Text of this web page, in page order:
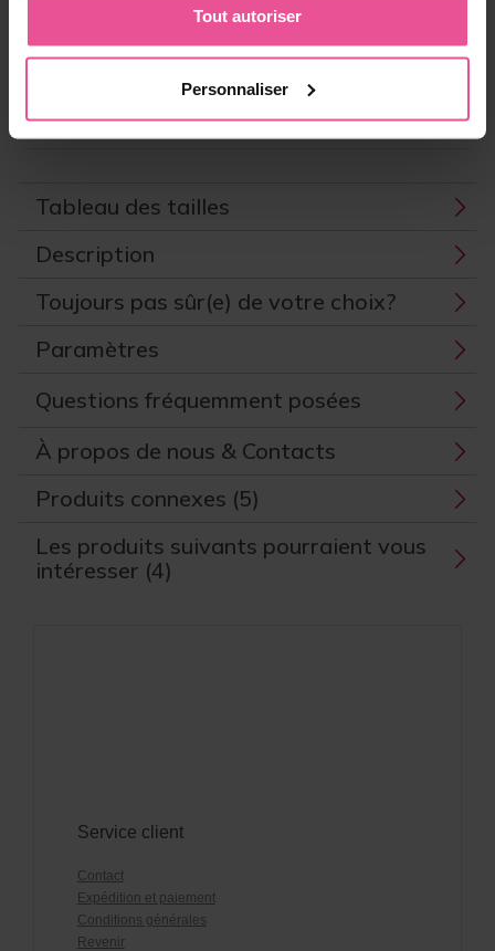
Tout autoriser
Personnaliser
EAN:8591846925715
Expédition
Tableau des tailles
Description
Toujours pas sûr(e) de votre choix?
Paramètres
Questions fréquemment posées
À propos de nous & Contacts
Produits connexes (5)
Les produits suivants pourraient vous
intéresser (4)
Service client
Contact
Expédition et paiement
Conditions générales
Revenir